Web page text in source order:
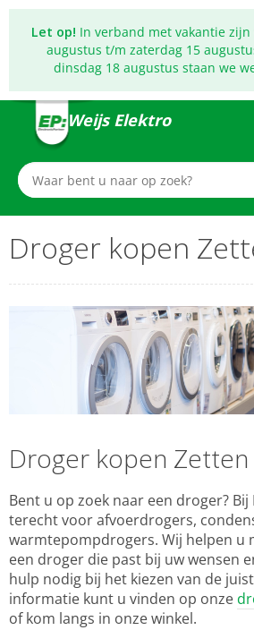
Let op! In verband met vakantie
augustus t/m zaterdag 15
dinsdag 18 augustus staan we
Weijs Elektro
Droger kopen
Droger kopen Zetten
Bent u op zoek naar een droger? Bij
terecht voor afvoerdrogers,
warmtepompdrogers. Wij helpen u
een droger die past bij uw wensen
hulp nodig bij het kiezen van de
informatie kunt u vinden op onze
of kom langs in onze winkel.